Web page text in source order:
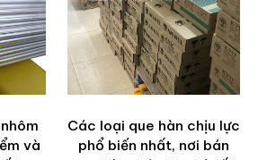
và
Các loại que hàn chịu lực
phổ biến nhất, nơi bán